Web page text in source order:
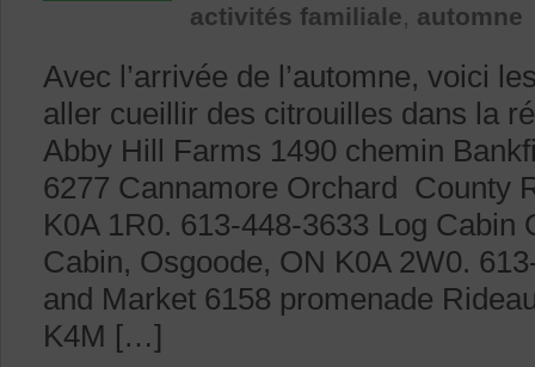
activités familiale, automne
Avec l’arrivée de l’automne, voici
aller cueillir des citrouilles dans la
Abby Hill Farms 1490 chemin
6277 Cannamore Orchard County
K0A 1R0. 613-448-3633 Log Cabin
Cabin, Osgoode, ON K0A 2W0.
and Market 6158 promenade
K4M […]